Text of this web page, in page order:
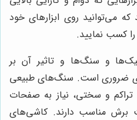
می‌توانید روی ابزارهای خود
را کسب نمایید.
و سنگ‌ها و تاثیر آن بر
ضروری است. سنگ‌های طبیعی
تراکم و سختی، نیاز به صفحات
برش مناسب دارند. کاشی‌های